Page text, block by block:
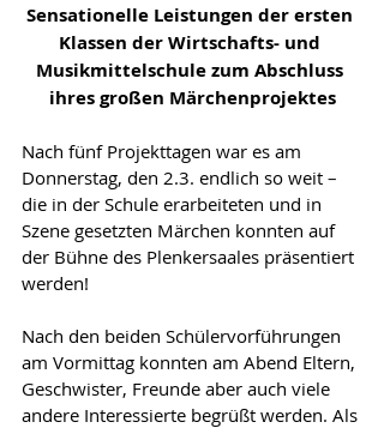
Sensationelle Leistungen der ersten
Klassen der Wirtschafts- und
Musikmittelschule zum Abschluss
ihres großen Märchenprojektes
Nach fünf Projekttagen war es am
Donnerstag, den 2.3. endlich so weit –
die in der Schule erarbeiteten und in
Szene gesetzten Märchen konnten auf
der Bühne des Plenkersaales präsentiert
werden!
Nach den beiden Schülervorführungen
am Vormittag konnten am Abend Eltern,
Geschwister, Freunde aber auch viele
andere Interessierte begrüßt werden. Als